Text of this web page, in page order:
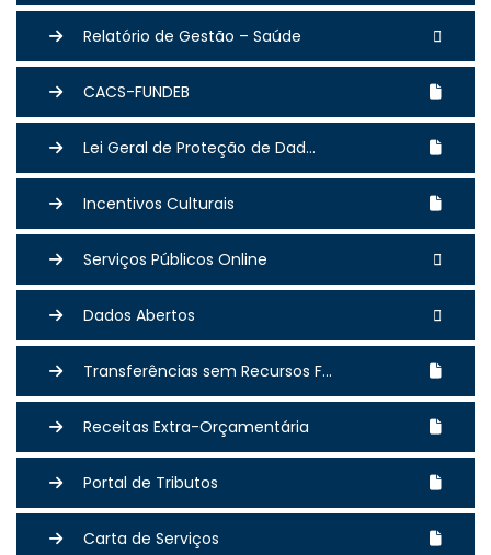
Relatório de Gestão – Saúde
CACS-FUNDEB
Lei Geral de Proteção de Dad...
Incentivos Culturais
Serviços Públicos Online
Dados Abertos
Transferências sem Recursos F...
Receitas Extra-Orçamentária
Portal de Tributos
Carta de Serviços